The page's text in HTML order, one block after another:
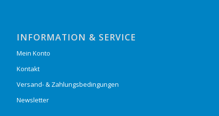
INFORMATION & SERVICE
Mein Konto
Kontakt
Versand- & Zahlungsbedingungen
Newsletter